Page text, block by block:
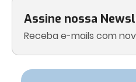
Assine nossa
Receba e-mails com